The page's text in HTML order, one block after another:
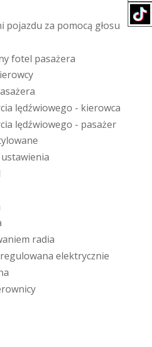
i pojazdu za pomocą głosu
yfotel pasażera
ierowcy
asażera
cia lędźwiowego - kierowca
cia lędźwiowego - pasażer
ylowane
ustawienia
aniem radia
regulowana elektrycznie
a
rownicy